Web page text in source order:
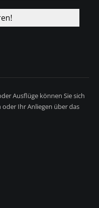
Ausflüge können Sie sich
Ihr Anliegen über das